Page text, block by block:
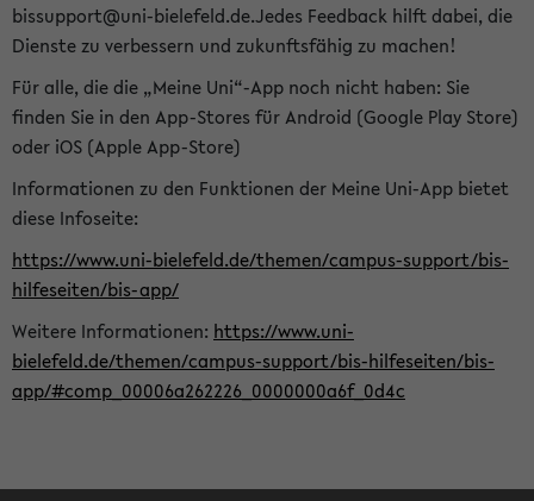
bissupport@uni-bielefeld.de.Jedes Feedback hilft dabei, die
Dienste zu verbessern und zukunftsfähig zu machen!
Für alle, die die „Meine Uni“-App noch nicht haben: Sie
finden Sie in den App-Stores für Android (Google Play Store)
oder iOS (Apple App-Store)
Informationen zu den Funktionen der Meine Uni-App bietet
diese Infoseite:
https://www.uni-bielefeld.de/themen/campus-support/bis-
hilfeseiten/bis-app/
Weitere Informationen: https://www.uni-
bielefeld.de/themen/campus-support/bis-hilfeseiten/bis-
app/#comp_00006a262226_0000000a6f_0d4c